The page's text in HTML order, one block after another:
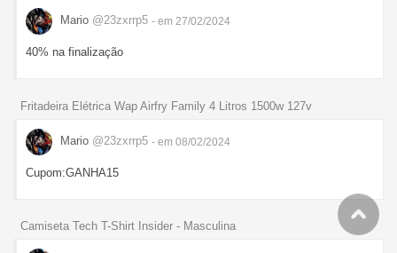
Mario @23zxrrp5 - em 27/02/2024
40% na finalização
Fritadeira Elétrica Wap Airfry Family 4 Litros 1500w 127v
Mario @23zxrrp5 - em 08/02/2024
Cupom:GANHA15
Camiseta Tech T-Shirt Insider - Masculina